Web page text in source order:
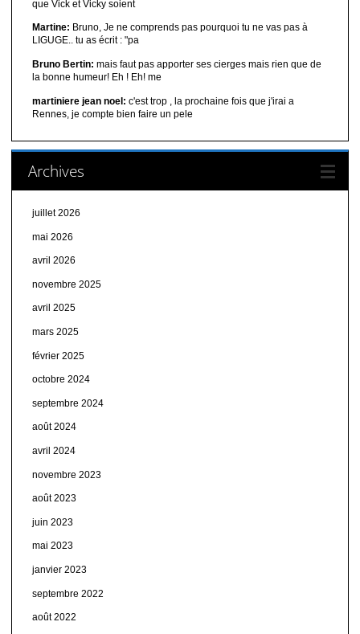
que Vick et Vicky soient
Martine: Bruno, Je ne comprends pas pourquoi tu ne vas pas à
LIGUGE.. tu as écrit : "pa
Bruno Bertin: mais faut pas apporter ses cierges mais rien que de
la bonne humeur! Eh ! Eh! me
martiniere jean noel: c'est trop , la prochaine fois que j'irai a
Rennes, je compte bien faire un pele
Archives
juillet 2026
mai 2026
avril 2026
novembre 2025
avril 2025
mars 2025
février 2025
octobre 2024
septembre 2024
août 2024
avril 2024
novembre 2023
août 2023
juin 2023
mai 2023
janvier 2023
septembre 2022
août 2022